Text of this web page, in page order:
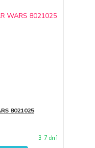
8021025
3-7 dní